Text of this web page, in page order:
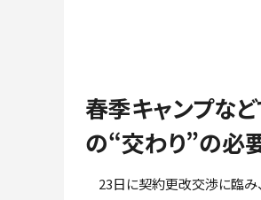
春季キャンプな
の“交わり”の必
23日に契約更改交渉に臨み